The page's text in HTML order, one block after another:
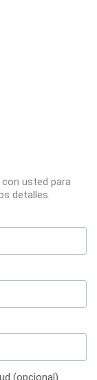
usted para
detalles.
(opcional)